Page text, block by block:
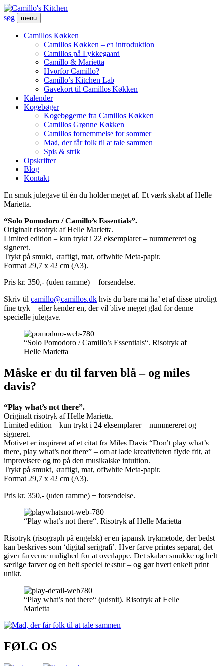
søg menu
Camillos Køkken
Camillos Køkken – en introduktion
Camillos på Lykkegaard
Camillo & Marietta
Hvorfor Camillo?
Camillo’s Kitchen Lab
Gavekort til Camillos Køkken
Kalender
Kogebøger
Kogebøgerne fra Camillos Køkken
Camillos Grønne Køkken
Camillos fornemmelse for sommer
Mad, der får folk til at tale sammen
Spis & strik
Opskrifter
Blog
Kontakt
En smuk julegave til én du holder meget af. Et værk skabt af Helle
Marietta.
“Solo Pomodoro / Camillo’s Essentials”.
Originalt risotryk af Helle Marietta.
Limited edition – kun trykt i 22 eksemplarer – nummereret og
signeret.
Trykt på smukt, kraftigt, mat, offwhite Meta-papir.
Format 29,7 x 42 cm (A3).
Pris kr. 350,- (uden ramme) + forsendelse.
Skriv til camillo@camillos.dk hvis du bare må ha’ et af disse utroligt
fine tryk – eller kender en, der vil blive meget glad for denne
specielle julegave.
“Solo Pomodoro / Camillo’s Essentials“. Risotryk af
Helle Marietta
Måske er du til farven blå – og miles
davis?
“Play what’s not there”.
Originalt risotryk af Helle Marietta.
Limited edition – kun trykt i 24 eksemplarer – nummereret og
signeret.
Motivet er inspireret af et citat fra Miles Davis “Don’t play what’s
there, play what’s not there” – om at lade kreativiteten flyde frit, at
improvisere og tro på den musikalske intuition.
Trykt på smukt, kraftigt, mat, offwhite Meta-papir.
Format 29,7 x 42 cm (A3).
Pris kr. 350,- (uden ramme) + forsendelse.
“Play what’s not there“. Risotryk af Helle Marietta
Risotryk (risograph på engelsk) er en japansk trykmetode, der bedst
kan beskrives som ‘digital serigrafi’. Hver farve printes separat, det
giver farverne mulighed for at overlappe. Det skaber smukke og helt
særlige farver og en helt speciel tekstur – og gør hvert enkelt print
unikt.
“Play what’s not there“ (udsnit). Risotryk af Helle
Marietta
FØLG OS